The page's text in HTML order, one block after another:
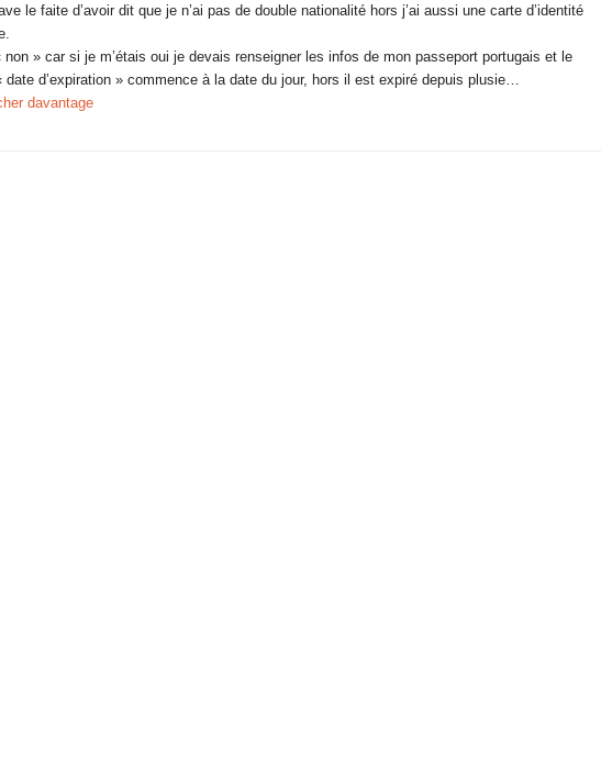
le faite d’avoir dit que je n’ai pas de double nationalité hors j’ai aussi une carte d’identité
non » car si je m’étais oui je devais renseigner les infos de mon passeport portugais et le
date d’expiration » commence à la date du jour, hors il est expiré depuis plusie…
davantage